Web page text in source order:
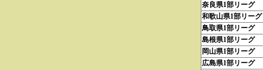
奈良県1部リーグ
和歌山県1部リーグ
鳥取県1部リーグ
島根県1部リーグ
岡山県1部リーグ
広島県1部リーグ